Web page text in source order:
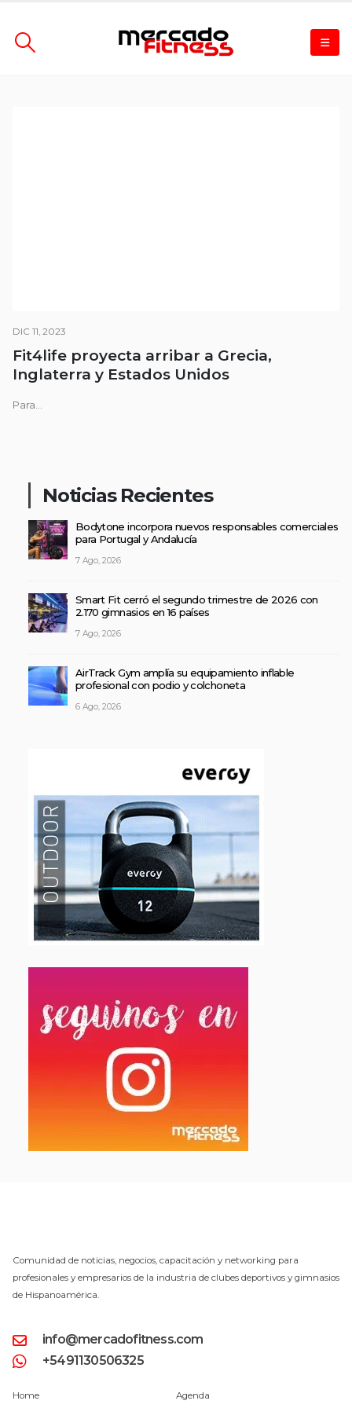
DIC 11, 2023
Fit4life proyecta arribar a Grecia,
Inglaterra y Estados Unidos
Para...
Noticias Recientes
Bodytone incorpora nuevos responsables comerciales
para Portugal y Andalucía
7 Ago, 2026
Smart Fit cerró el segundo trimestre de 2026 con
2.170 gimnasios en 16 países
7 Ago, 2026
AirTrack Gym amplía su equipamiento inflable
profesional con podio y colchoneta
6 Ago, 2026
Comunidad de noticias, negocios, capacitación y networking para
profesionales y empresarios de la industria de clubes deportivos y gimnasios
de Hispanoamérica.
info@mercadofitness.com
+5491130506325
Home Agenda